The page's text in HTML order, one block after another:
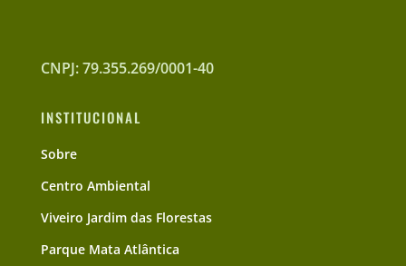
CNPJ: 79.355.269/0001-40
INSTITUCIONAL
Sobre
Centro Ambiental
Viveiro Jardim das Florestas
Parque Mata Atlântica